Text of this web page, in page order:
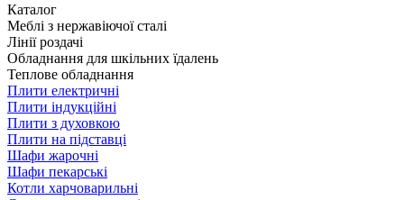
Каталог
Меблі з нержавіючої сталі
Лінії роздачі
Обладнання для шкільних їдалень
Теплове обладнання
Плити електричні
Плити індукційні
Плити з духовкою
Плити на підставці
Шафи жарочні
Шафи пекарські
Котли харчоварильні